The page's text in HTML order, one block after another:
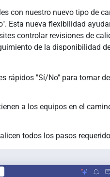
con nuestro nuevo tipo de
Esta nueva flexibilidad
controlar revisiones de
de la disponibilidad
rápidos "Sí/No" para tomar
a los equipos en el
todos los pasos